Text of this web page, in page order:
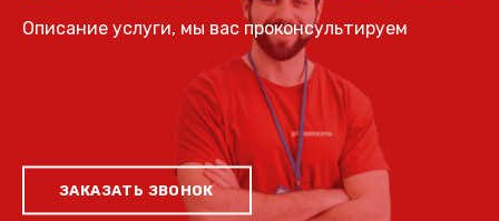
Описание услуги, мы вас проконсультируем
ЗАКАЗАТЬ ЗВОНОК